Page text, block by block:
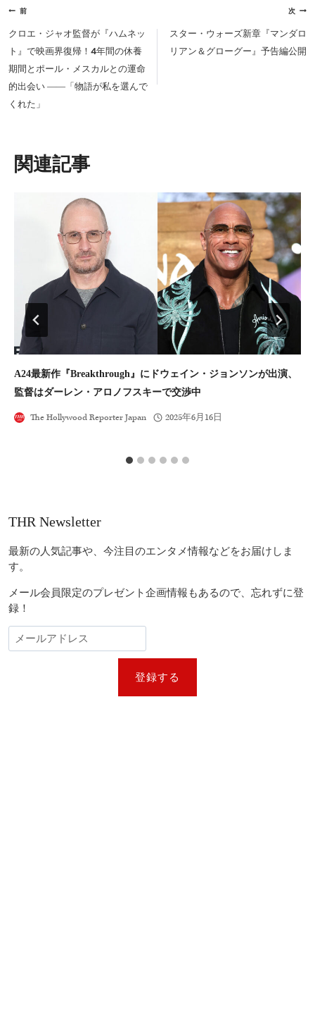
投
稿
ナ
ビ
ゲ
ー
ン
前
クロエ・ジャオ監督が『ハムネッ
ト』で映画界復帰！4年間の休養
期間とポール・メスカルとの運命
的出会い ――「物語が私を選んで
くれた」
次
スター・ウォーズ新章『マンダロ
リアン＆グローグー』予告編公開
類似投稿
A24最新作『Breakthrough』にドウェイン・ジョンソンが出演、
監督はダーレン・アロノフスキーで交渉中
The Hollywood Reporter Japan 2025年6月16日
THR Newsletter
最新の人気記事や、今注目のエンタメ情報などをお届けしま
す。
メール会員限定のプレゼント企画情報もあるので、忘れずに登
録！
登録する